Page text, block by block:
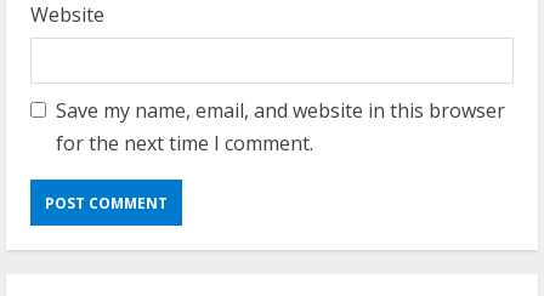
Website
Save my name, email, and website in this browser
for the next time I comment.